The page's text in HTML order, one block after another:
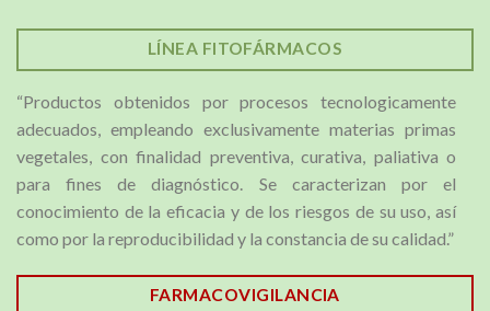
LÍNEA FITOFÁRMACOS
“Productos obtenidos por procesos tecnologicamente
adecuados, empleando exclusivamente materias primas
vegetales, con finalidad preventiva, curativa, paliativa o
para fines de diagnóstico. Se caracterizan por el
conocimiento de la eficacia y de los riesgos de su uso, así
como por la reproducibilidad y la constancia de su calidad.”
FARMACOVIGILANCIA